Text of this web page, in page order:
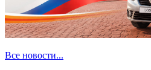
Все новости...